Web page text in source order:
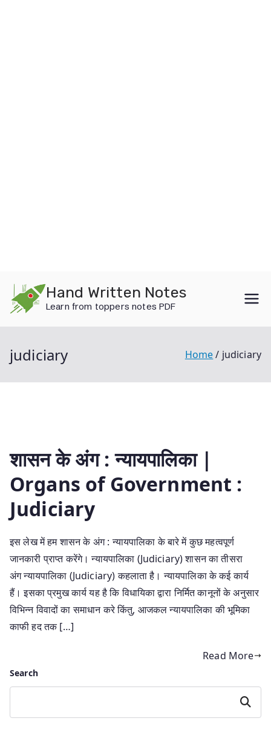
content
Hand Written Notes
Learn from toppers notes PDF
judiciary Home judiciary
शासन के अंग : न्यायपालिका |
Organs of Government :
Judiciary
इस लेख में हम शासन के अंग : न्यायपालिका के बारे में कुछ महत्वपूर्ण
जानकारी प्राप्त करेंगे। न्यायपालिका (Judiciary) शासन का तीसरा
अंग न्यायपालिका (Judiciary) कहलाता है। न्यायपालिका के कई कार्य
हैं। इसका प्रमुख कार्य यह है कि विधायिका द्वारा निर्मित कानूनों के अनुसार
विभिन्न विवादों का समाधान करे किंतु, आजकल न्यायपालिका की भूमिका
काफी हद तक […]
Read More
Search
Search